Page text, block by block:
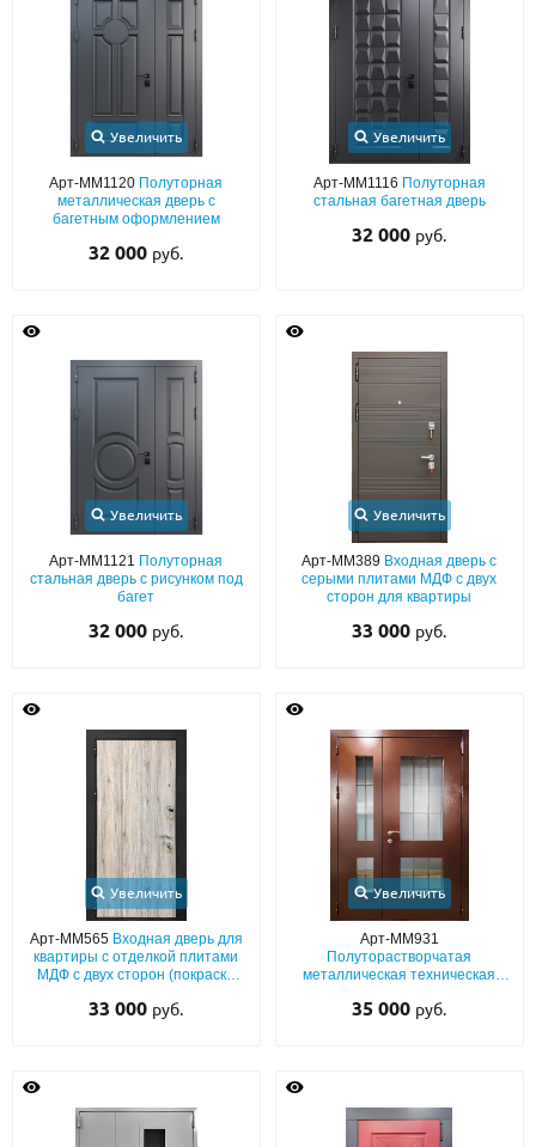
Увеличить
Арт-ММ1120 Полуторная
металлическая дверь с
багетным оформлением
32 000 руб.
Увеличить
Арт-ММ1116 Полуторная
стальная багетная дверь
32 000 руб.
Увеличить
Арт-ММ1121 Полуторная
стальная дверь с рисунком под
багет
32 000 руб.
Увеличить
Арт-ММ389 Входная дверь с
серыми плитами МДФ с двух
сторон для квартиры
33 000 руб.
Увеличить
Арт-ММ565 Входная дверь для
квартиры с отделкой плитами
МДФ с двух сторон (покраска
порошковым напылением)
33 000 руб.
Увеличить
Арт-ММ931
Полуторастворчатая
металлическая техническая
покраской и остеклением с
35 000 руб.